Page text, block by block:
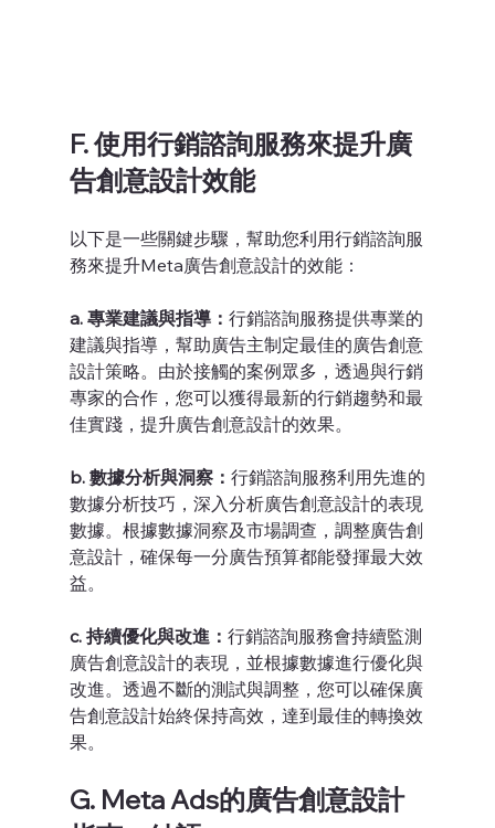
F. 使用行銷諮詢服務來提升廣
告創意設計效能
以下是一些關鍵步驟，幫助您利用行銷諮詢服
務來提升Meta廣告創意設計的效能：
a. 專業建議與指導： 行銷諮詢服務提供專業的
建議與指導，幫助廣告主制定最佳的廣告創意
設計策略。由於接觸的案例眾多，透過與行銷
專家的合作，您可以獲得最新的行銷趨勢和最
佳實踐，提升廣告創意設計的效果。
b. 數據分析與洞察： 行銷諮詢服務利用先進的
數據分析技巧，深入分析廣告創意設計的表現
數據。根據數據洞察及市場調查，調整廣告創
意設計，確保每一分廣告預算都能發揮最大效
益。
c. 持續優化與改進： 行銷諮詢服務會持續監測
廣告創意設計的表現，並根據數據進行優化與
改進。透過不斷的測試與調整，您可以確保廣
告創意設計始終保持高效，達到最佳的轉換效
果。
G. Meta Ads的廣告創意設計